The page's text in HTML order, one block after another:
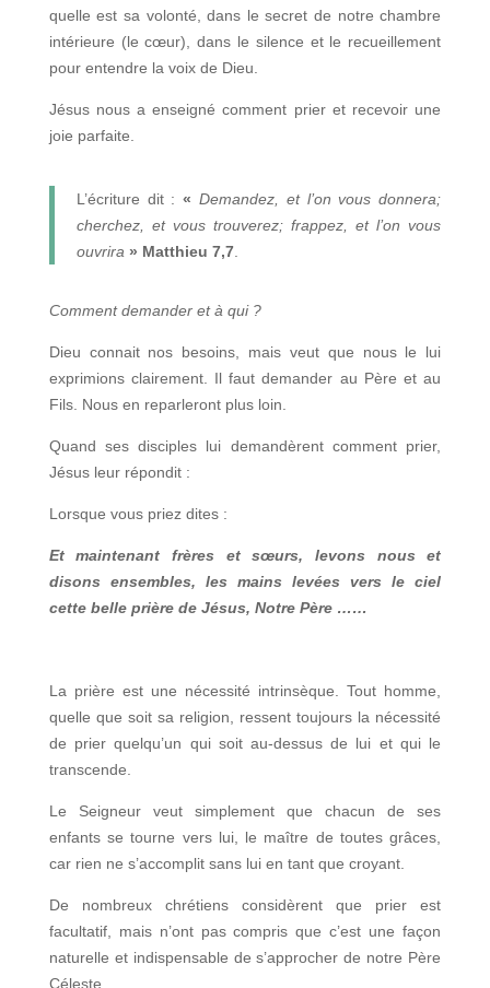
quelle est sa volonté, dans le secret de notre chambre
intérieure (le cœur), dans le silence et le recueillement
pour entendre la voix de Dieu.
Jésus nous a enseigné comment prier et recevoir une
joie parfaite.
L’écriture dit :«Demandez, et l’on vous donnera;
cherchez, et vous trouverez; frappez, et l’on vous
ouvrira» Matthieu 7,7.
Comment demander et à qui ?
Dieu connait nos besoins, mais veut que nous le lui
exprimions clairement. Il faut demander au Père et au
Fils. Nous en reparleront plus loin.
Quand ses disciples lui demandèrent comment prier,
Jésus leur répondit :
Lorsque vous priez dites :
Et maintenant frères et sœurs, levons nous et
disons ensembles, les mains levées vers le ciel
cette belle prière de Jésus, Notre Père ……
La prière est une nécessité intrinsèque. Tout homme,
quelle que soit sa religion, ressent toujours la nécessité
de prier quelqu’un qui soit au-dessus de lui et qui le
transcende.
Le Seigneur veut simplement que chacun de ses
enfants se tourne vers lui, le maître de toutes grâces,
car rien ne s’accomplit sans lui en tant que croyant.
De nombreux chrétiens considèrent que prier est
facultatif, mais n’ont pas compris que c’est une façon
naturelle et indispensable de s’approcher de notre Père
Céleste.